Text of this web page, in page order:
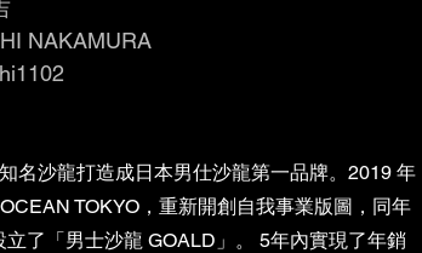
NAKAMURA
名沙龍打造成日本男仕沙龍第一品牌。2019 年
TOKYO，重新開創自我事業版圖，同年
立了「男士沙龍 GOALD」。 5年內實現了年銷